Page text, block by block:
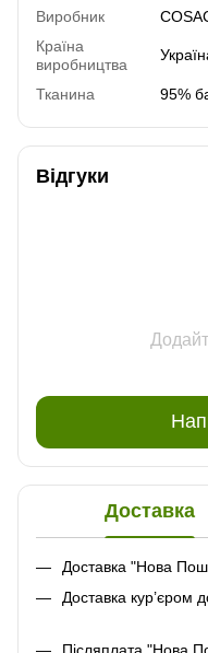
Виробник
Країна
виробництва
Тканина 95%
Відгуки
Доставка
Доставка "Нова
Доставка кур’єром